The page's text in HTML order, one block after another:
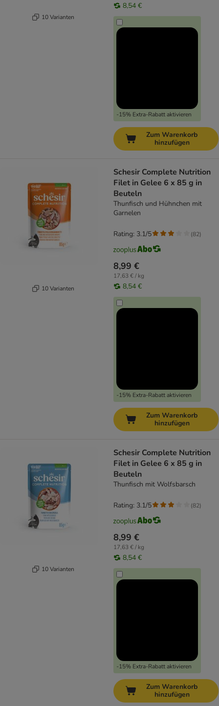
10 Varianten
8,54 €
-15% Extra-Rabatt aktivieren
Zum Warenkorb
hinzufügen
10 Varianten
Schesir Complete Nutrition
Filet in Gelee 6 x 85 g in
Beuteln
Thunfisch und Hühnchen mit
Garnelen
8,99 €
17,63 € / kg
8,54 €
-15% Extra-Rabatt aktivieren
Rating: 3.1/5 (82)
Zum Warenkorb
hinzufügen
10 Varianten
Schesir Complete Nutrition
Filet in Gelee 6 x 85 g in
Beuteln
Thunfisch mit Wolfsbarsch
8,99 €
17,63 € / kg
8,54 €
-15% Extra-Rabatt aktivieren
Rating: 3.1/5 (82)
Zum Warenkorb
hinzufügen